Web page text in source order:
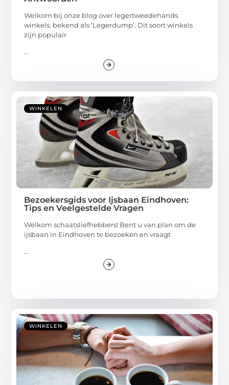
Welkom bij onze blog over legertweedehands
winkels, bekend als ‘Legerdump’. Dit soort winkels
zijn populair
...
WINKELEN
Bezoekersgids voor Ijsbaan Eindhoven:
Tips en Veelgestelde Vragen
Welkom schaatsliefhebbers! Bent u van plan om de
ijsbaan in Eindhoven te bezoeken en vraagt
...
WINKELEN